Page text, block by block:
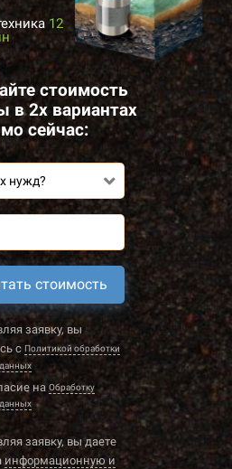
12
стоимость
в 2х вариантах
сейчас:
нужд?
стоимость
заявку, вы
с Политикой обработки
на Обработку
заявку, вы даете
информационную и